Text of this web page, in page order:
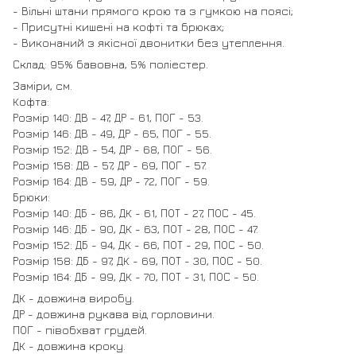
- Вільні штани прямого крою та з гумкою на поясі;
- Присутні кишені на кофті та брюках;
- Виконаний з якісної двонитки без утеплення.
Склад: 95% бавовна, 5% поліестер.
Заміри, см.
Кофта:
Розмір 140: ДВ - 47, ДР - 61, ПОГ - 53.
Розмір 146: ДВ - 49, ДР - 65, ПОГ - 55.
Розмір 152: ДВ - 54, ДР - 68, ПОГ - 56.
Розмір 158: ДВ - 57, ДР - 69, ПОГ - 57.
Розмір 164: ДВ - 59, ДР - 72, ПОГ - 59.
Брюки:
Розмір 140: ДБ - 86, ДК - 61, ПОТ - 27, ПОС - 45.
Розмір 146: ДБ - 90, ДК - 63, ПОТ - 28, ПОС - 47.
Розмір 152: ДБ - 94, ДК - 66, ПОТ - 29, ПОС - 50.
Розмір 158: ДБ - 97, ДК - 69, ПОТ - 30, ПОС - 50.
Розмір 164: ДБ - 99, ДК - 70, ПОТ - 31, ПОС - 50.
ДК - довжина виробу.
ДР - довжина рукава від горловини.
ПОГ - півобхват грудей.
ДК - довжина кроку.